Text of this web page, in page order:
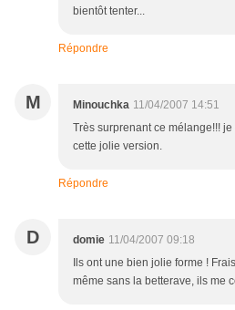
bientôt tenter...
Répondre
M Minouchka 11/04/2007 14:51
Très surprenant ce mélange!!!
cette jolie version.
Répondre
D domie 11/04/2007 09:18
Ils ont une bien jolie forme !
même sans la betterave, ils me